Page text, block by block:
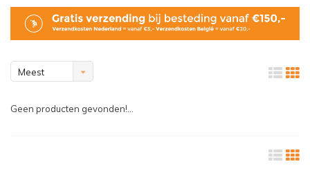
Meest
Geen producten gevonden!...